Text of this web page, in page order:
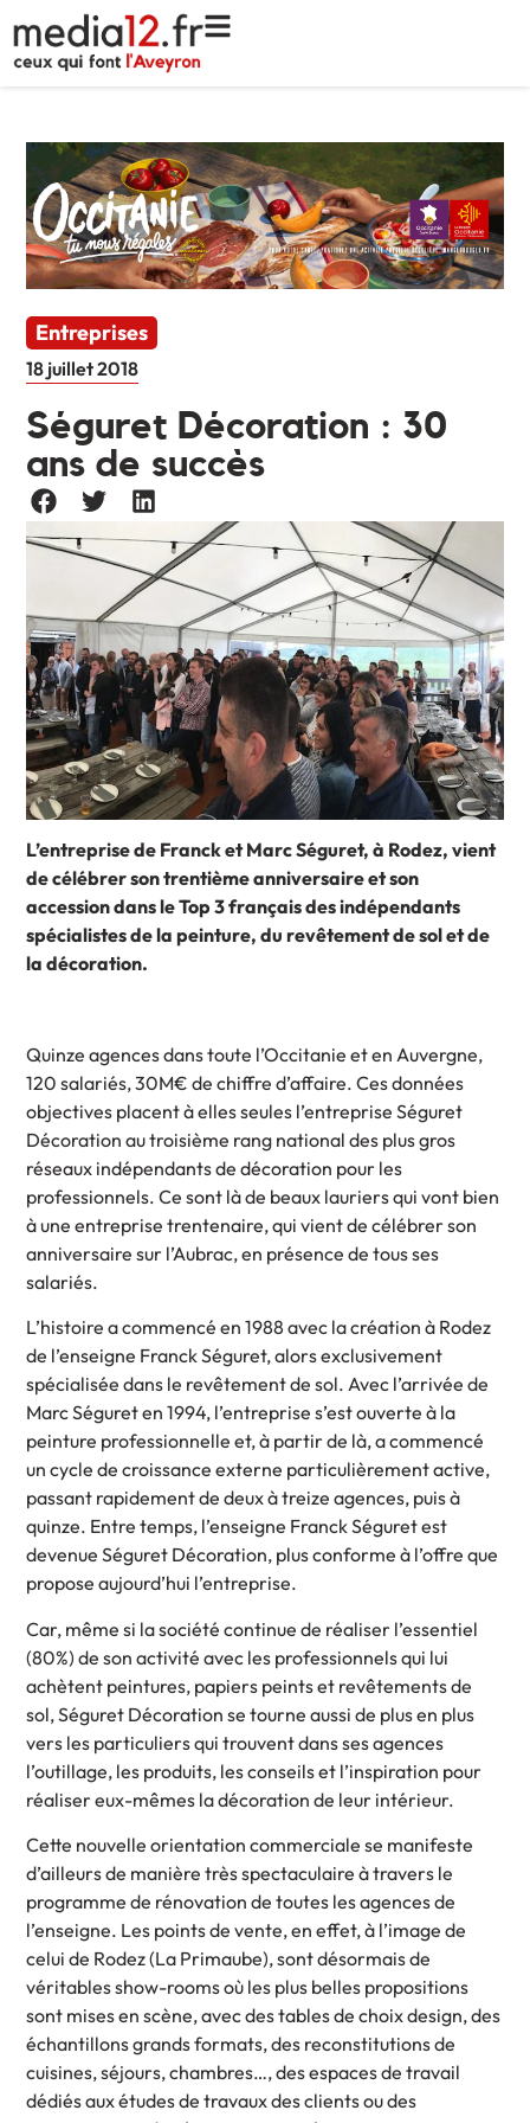
Entreprises
18 juillet 2018
Séguret Décoration : 30
ans de succès
L’entreprise de Franck et Marc Séguret, à Rodez, vient
de célébrer son trentième anniversaire et son
accession dans le Top 3 français des indépendants
spécialistes de la peinture, du revêtement de sol et de
la décoration.
Quinze agences dans toute l’Occitanie et en Auvergne,
120 salariés, 30M€ de chiffre d’affaire. Ces données
objectives placent à elles seules l’entreprise Séguret
Décoration au troisième rang national des plus gros
réseaux indépendants de décoration pour les
professionnels. Ce sont là de beaux lauriers qui vont bien
à une entreprise trentenaire, qui vient de célébrer son
anniversaire sur l’Aubrac, en présence de tous ses
salariés.
L’histoire a commencé en 1988 avec la création à Rodez
de l’enseigne Franck Séguret, alors exclusivement
spécialisée dans le revêtement de sol. Avec l’arrivée de
Marc Séguret en 1994, l’entreprise s’est ouverte à la
peinture professionnelle et, à partir de là, a commencé
un cycle de croissance externe particulièrement active,
passant rapidement de deux à treize agences, puis à
quinze. Entre temps, l’enseigne Franck Séguret est
devenue Séguret Décoration, plus conforme à l’offre que
propose aujourd’hui l’entreprise.
Car, même si la société continue de réaliser l’essentiel
(80%) de son activité avec les professionnels qui lui
achètent peintures, papiers peints et revêtements de
sol, Séguret Décoration se tourne aussi de plus en plus
vers les particuliers qui trouvent dans ses agences
l’outillage, les produits, les conseils et l’inspiration pour
réaliser eux-mêmes la décoration de leur intérieur.
Cette nouvelle orientation commerciale se manifeste
d’ailleurs de manière très spectaculaire à travers le
programme de rénovation de toutes les agences de
l’enseigne. Les points de vente, en effet, à l’image de
celui de Rodez (La Primaube), sont désormais de
véritables show-rooms où les plus belles propositions
sont mises en scène, avec des tables de choix design, des
échantillons grands formats, des reconstitutions de
cuisines, séjours, chambres…, des espaces de travail
dédiés aux études de travaux des clients ou des